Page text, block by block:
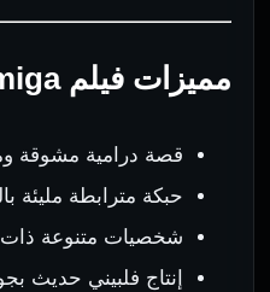
مميزات فيلم Amiga
قصة درامية مشوقة
حبكة مترابطة مليئة
شخصيات متنوعة ذات
إنتاج فلبيني حديث